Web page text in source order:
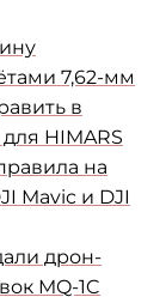
7,62-мм
в
HIMARS
на
Mavic и DJI
дрон-
MQ-1C